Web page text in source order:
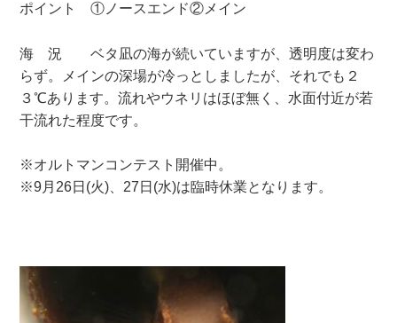
ポイント ①ノースエンド②メイン
海 況 ベタ凪の海が続いていますが、透明度は変わ
らず。メインの深場が冷っとしましたが、それでも２
３℃あります。流れやウネリはほぼ無く、水面付近が若
干流れた程度です。
※オルトマンコンテスト開催中。
※9月26日(火)、27日(水)は臨時休業となります。